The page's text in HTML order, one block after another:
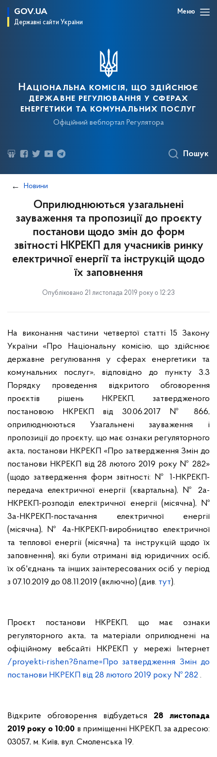
GOV.UA
Державні сайти України
Меню
Національна комісія, що здійснює
державне регулювання у сферах
енергетики та комунальних послуг
Офіційний вебпортал Регулятора
Пошук
Новини
Оприлюднюються узагальнені
зауваження та пропозиції до проєкту
постанови щодо змін до форм
звітності НКРЕКП для учасників ринку
електричної енергії та інструкцій щодо
їх заповнення
Опубліковано 21 листопада 2019 року о 12:23
На виконання частини четвертої статті 15 Закону
України «Про Національну комісію, що здійснює
державне регулювання у сферах енергетики та
комунальних послуг», відповідно до пункту 3.3
Порядку проведення відкритого обговорення
проєктів рішень НКРЕКП, затвердженого
постановою НКРЕКП від 30.06.2017 № 866,
оприлюднюються Узагальнені зауваження і
пропозиції до проєкту, що має ознаки регуляторного
акта, постанови НКРЕКП «Про затвердження Змін до
постанови НКРЕКП від 28 лютого 2019 року № 282»
(щодозатвердження форм звітності: № 1-НКРЕКП-
передача електричної енергії (квартальна), № 2а-
НКРЕКП-розподіл електричної енергії (місячна), №
3а-НКРЕКП-постачання електричної енергії
(місячна), № 4а-НКРЕКП-виробництво електричної
та теплової енергії (місячна) та інструкцій щодо їх
заповнення), які були отримані від юридичних осіб,
їх об'єднань та інших заінтересованих осіб у період
з 07.10.2019 до 08.11.2019 (включно) (див. тут).
Проєкт постанови НКРЕКП, що має ознаки
регуляторного акта, та матеріали оприлюднені на
офіційному вебсайті НКРЕКП у мережі Інтернет
/proyekti-rishen?&name=Про затвердження Змін до
постанови НКРЕКП від 28 лютого 2019 року № 282 .
Відкрите обговорення відбудеться 28 листопада
2019 року о 10:00 в приміщенні НКРЕКП, за адресою:
03057, м. Київ, вул. Смоленська 19.